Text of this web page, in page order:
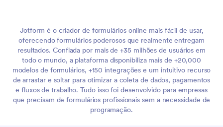
Jotform é o criador de formulários online mais fácil de usar,
oferecendo formulários poderosos que realmente entregam
resultados. Confiada por mais de +35 milhões de usuários em
todo o mundo, a plataforma disponibiliza mais de +20,000
modelos de formulários, +150 integrações e um intuitivo recurso
de arrastar e soltar para otimizar a coleta de dados, pagamentos
e fluxos de trabalho. Tudo isso foi desenvolvido para empresas
que precisam de formulários profissionais sem a necessidade de
programação.